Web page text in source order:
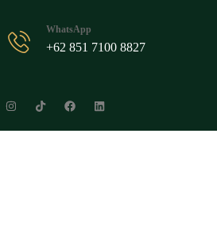
WhatsApp
+62 851 7100 8827